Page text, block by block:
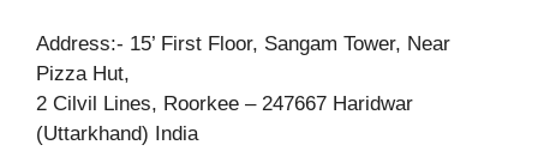
Address:- 15’ First Floor, Sangam Tower, Near
Pizza Hut,
2 Cilvil Lines, Roorkee – 247667 Haridwar
(Uttarkhand) India